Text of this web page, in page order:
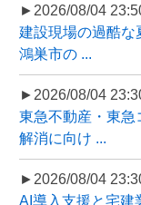
►2026/08/04
建設現場の過酷な
鴻巣市の ...
►2026/08/04
東急不動産・東急
解消に向け ...
►2026/08/04
AI導入支援と宅建